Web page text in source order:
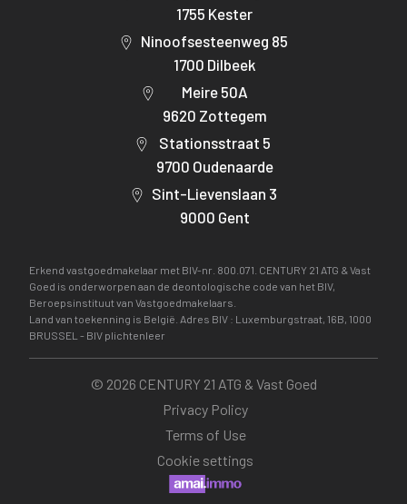
1755 Kester
Ninoofsesteenweg 85
1700 Dilbeek
Meire 50A
9620 Zottegem
Stationsstraat 5
9700 Oudenaarde
Sint-Lievenslaan 3
9000 Gent
Erkend vastgoedmakelaar met BIV-nr. 800.071. CENTURY 21 ATG & Vast
Goed is onderworpen aan de deontologische code van het BIV,
Beroepsinstituut van Vastgoedmakelaars.
Land van toekenning is België. Adres BIV : Luxemburgstraat, 16B, 1000
BRUSSEL - BIV plichtenleer
© 2026 CENTURY 21 ATG & Vast Goed
Privacy Policy
Terms of Use
Cookie settings